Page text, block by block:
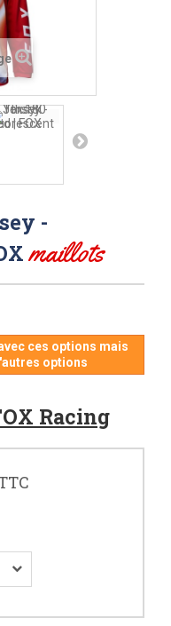
-
maillots
ces options mais
options
Racing